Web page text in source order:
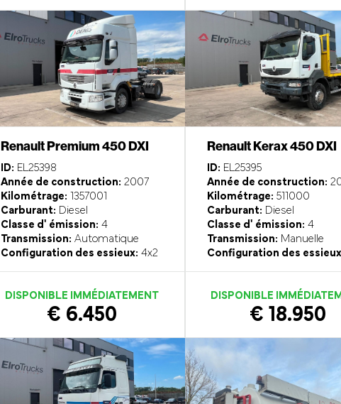
Renault Premium 450 DXI
ID: EL25398
Année de construction: 2007
Kilométrage: 1357001
Carburant: Diesel
Classe d' émission: 4
Transmission: Automatique
Configuration des essieux: 4x2
DISPONIBLE IMMÉDIATEMENT
€ 6.450
Renault Kerax 450 DXI
ID: EL25395
Année de construction:
Kilométrage: 511000
Carburant: Diesel
Classe d' émission: 4
Transmission: Manuelle
Configuration des
DISPONIBLE
€ 18.950